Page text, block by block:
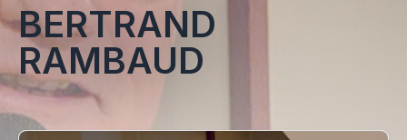
BERTRAND
RAMBAUD